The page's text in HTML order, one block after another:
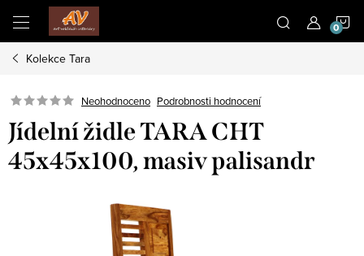
obsah
Kolekce Tara
Neohodnoceno Podrobnosti hodnocení
Jídelní židle TARA CHT
45x45x100, masiv palisandr